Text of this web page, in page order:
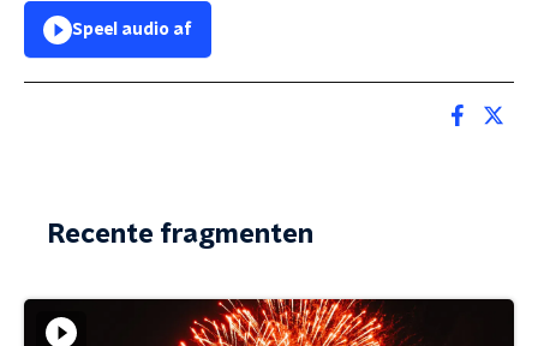
Speel audio af
Recente fragmenten